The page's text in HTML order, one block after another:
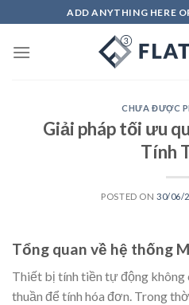
to
content
ADD ANYTHING HERE
CHƯA ĐƯỢC
Giải pháp tối ưu
Tính
POSTED ON 30/06/
Tổng quan về hệ thống
Thiết bị tính tiền tự động không
thuần để tính hóa đơn. Trong